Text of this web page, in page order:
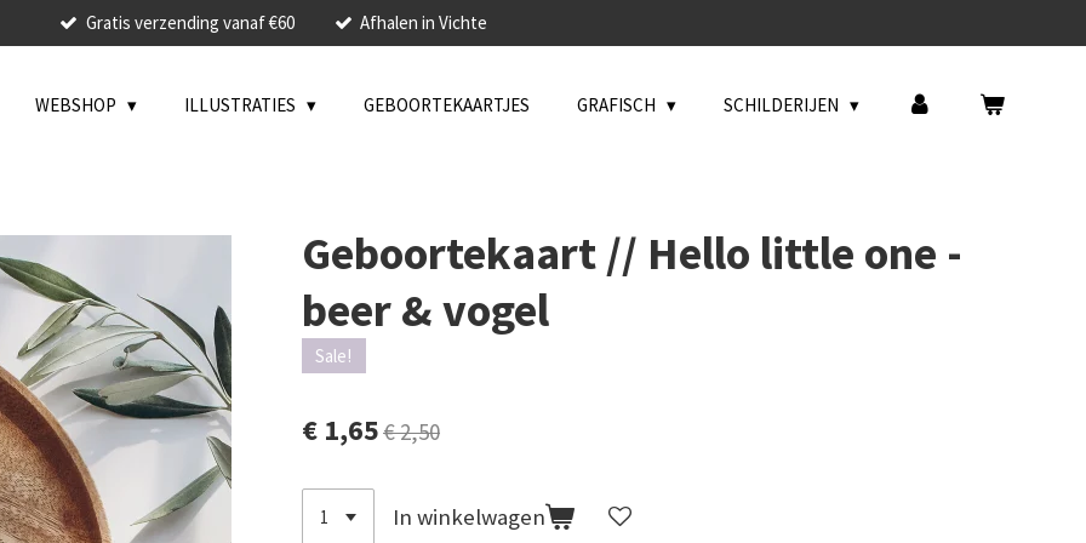
Gratis verzending vanaf €60 Afhalen in Vichte
WEBSHOP ILLUSTRATIES GEBOORTEKAARTJES GRAFISCH SCHILDERIJEN
Geboortekaart // Hello little one -
beer & vogel
Sale!
€ 1,65€ 2,50
In winkelwagen